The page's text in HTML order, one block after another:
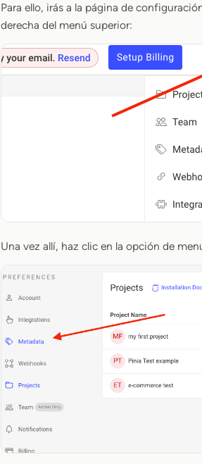
Para ello, irás a la página de
derecha del menú superior:
Una vez allí, haz clic en la opción de